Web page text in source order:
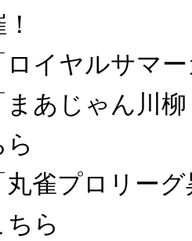
ロイヤルサマ
まあじゃん川
ら
丸雀プロリー
ちら